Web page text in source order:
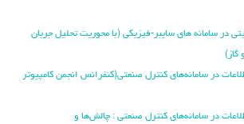
در سامانه های سایبر-فیزیکی (با محوریت تحلیل جریان
گاز)
در سامانه‌های کنترل صنعتی(کنفرانس انجمن کامپیوتر
در سامانه‌های کنترل صنعتی : چالش‌ها و